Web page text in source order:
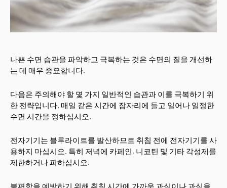
나쁜 수면 습관을 파악하고 극복하는 것은 수면의 질을 개선하
는 데 매우 중요합니다.
다음은 주의해야 할 몇 가지 일반적인 습관과 이를 극복하기 위
한 전략입니다. 매일 같은 시간에 잠자리에 들고 일어나 일정한
수면 시간을 정하십시오.
전자기기는 블루라이트를 발산하므로 취침 전에 전자기기를 사
용하지 마십시오. 특히 저녁에 카페인, 니코틴 및 기타 각성제를
제한하거나 피하십시오.
불편함을 예방하기 위해 취침 시간에 가까운 과식이나 과식을